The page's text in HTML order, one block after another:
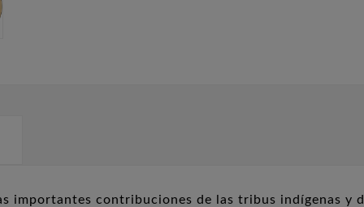
importantes contribuciones de las tribus indígenas y